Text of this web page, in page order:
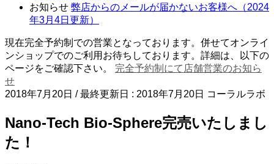
お知らせ 弊店からのメールが届かないお客様へ（2024
年3月4日更新）
現在完全予約制での営業となっております。併せてオンライ
ンショップでのご利用お待ちしております。詳細は、以下の
ページをご確認下さい。 完全予約制にて店舗営業のお知ら
せ
2018年7月20日 / 最終更新日 : 2018年7月20日 コーラルラボ
Nano-Tech Bio-Sphere完売いたしまし
た！